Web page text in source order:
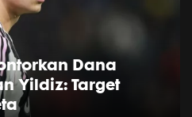
Dana
Yildiz: Target